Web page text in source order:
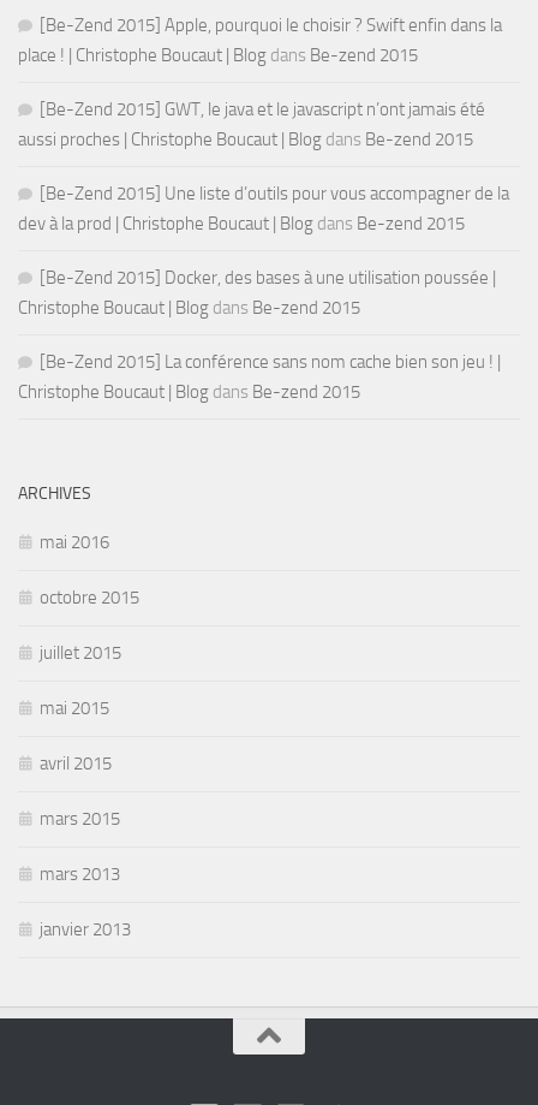
[Be-Zend 2015] Apple, pourquoi le choisir ? Swift enfin dans la
place ! | Christophe Boucaut | Blog dans Be-zend 2015
[Be-Zend 2015] GWT, le java et le javascript n’ont jamais été
aussi proches | Christophe Boucaut | Blog dans Be-zend 2015
[Be-Zend 2015] Une liste d’outils pour vous accompagner de la
dev à la prod | Christophe Boucaut | Blog dans Be-zend 2015
[Be-Zend 2015] Docker, des bases à une utilisation poussée |
Christophe Boucaut | Blog dans Be-zend 2015
[Be-Zend 2015] La conférence sans nom cache bien son jeu ! |
Christophe Boucaut | Blog dans Be-zend 2015
ARCHIVES
mai 2016
octobre 2015
juillet 2015
mai 2015
avril 2015
mars 2015
mars 2013
janvier 2013